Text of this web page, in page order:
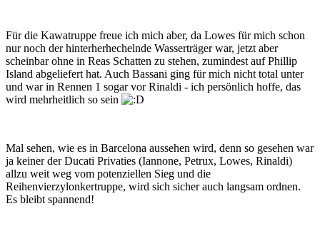
Für die Kawatruppe freue ich mich aber, da Lowes für mich schon
nur noch der hinterherhechelnde Wasserträger war, jetzt aber
scheinbar ohne in Reas Schatten zu stehen, zumindest auf Phillip
Island abgeliefert hat. Auch Bassani ging für mich nicht total unter
und war in Rennen 1 sogar vor Rinaldi - ich persönlich hoffe, das
wird mehrheitlich so sein
Mal sehen, wie es in Barcelona aussehen wird, denn so gesehen war
ja keiner der Ducati Privaties (Iannone, Petrux, Lowes, Rinaldi)
allzu weit weg vom potenziellen Sieg und die
Reihenvierzylonkertruppe, wird sich sicher auch langsam ordnen.
Es bleibt spannend!